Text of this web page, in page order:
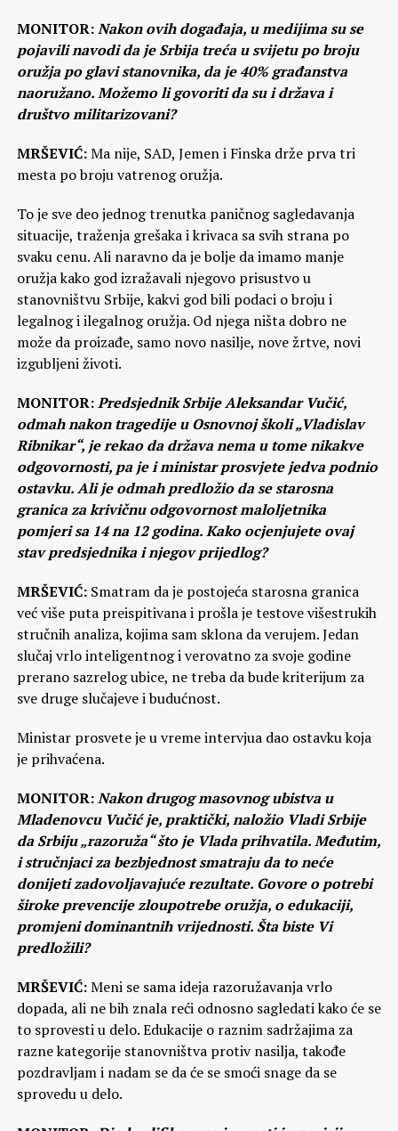
MONITOR:Nakon ovih događaja, u medijima su se
pojavili navodi da je Srbija treća u svijetu po broju
oružja po glavi stanovnika, da je 40% građanstva
naoružano. Možemo li govoriti da su i država i
društvo militarizovani?
MRŠEVIĆ:Ma nije, SAD, Jemen i Finska drže prva tri
mesta po broju vatrenog oružja.
To je sve deo jednog trenutka paničnog sagledavanja
situacije, traženja grešaka i krivaca sa svih strana po
svaku cenu. Ali naravno da je bolje da imamo manje
oružja kako god izražavali njegovo prisustvo u
stanovništvu Srbije, kakvi god bili podaci o broju i
legalnog i ilegalnog oružja. Od njega ništa dobro ne
može da proizađe, samo novo nasilje, nove žrtve, novi
izgubljeni životi.
MONITOR:Predsjednik Srbije Aleksandar Vučić,
odmah nakon tragedije u Osnovnoj školi „Vladislav
Ribnikar“, je rekao da država nema u tome nikakve
odgovornosti, pa je i ministar prosvjete jedva podnio
ostavku. Ali je odmah predložio da se starosna
granica za krivičnu odgovornost maloljetnika
pomjeri sa 14 na 12 godina. Kako ocjenjujete ovaj
stav predsjednika i njegov prijedlog?
MRŠEVIĆ:Smatram da je postojeća starosna granica
već više puta preispitivana i prošla je testove višestrukih
stručnih analiza, kojima sam sklona da verujem. Jedan
slučaj vrlo inteligentnog i verovatno za svoje godine
prerano sazrelog ubice, ne treba da bude kriterijum za
sve druge slučajeve i budućnost.
Ministar prosvete je u vreme intervjua dao ostavku koja
je prihvaćena.
MONITOR:Nakon drugog masovnog ubistva u
Mladenovcu Vučić je, praktički, naložio Vladi Srbije
da Srbiju „razoruža“ što je Vlada prihvatila. Međutim,
i stručnjaci za bezbjednost smatraju da to neće
donijeti zadovoljavajuće rezultate. Govore o potrebi
široke prevencije zloupotrebe oružja, o edukaciji,
promjeni dominantnih vrijednosti. Šta biste Vi
predložili?
MRŠEVIĆ:Meni se sama ideja razoružavanja vrlo
dopada, ali ne bih znala reći odnosno sagledati kako će se
to sprovesti u delo. Edukacije o raznim sadržajima za
razne kategorije stanovništva protiv nasilja, takođe
pozdravljam i nadam se da će se smoći snage da se
sprovedu u delo.